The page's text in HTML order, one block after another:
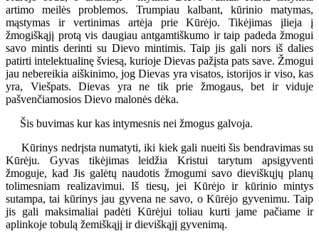
artimo meilės problemos. Trumpiau kalbant, kūrinio matymas,
mąstymas ir vertinimas artėja prie Kūrėjo. Tikėjimas įlieja į
žmogiškąjį protą vis daugiau antgamtiškumo ir taip padeda žmogui
savo mintis derinti su Dievo mintimis. Taip jis gali nors iš dalies
patirti intelektualinę šviesą, kurioje Dievas pažįsta pats save. Žmogui
jau nebereikia aiškinimo, jog Dievas yra visatos, istorijos ir viso, kas
yra, Viešpats. Dievas yra ne tik prie žmogaus, bet ir viduje
pašvenčiamosios Dievo malonės dėka.
Šis buvimas kur kas intymesnis nei žmogus galvoja.
Kūrinys nedrįsta numatyti, iki kiek gali nueiti šis bendravimas su
Kūrėju. Gyvas tikėjimas leidžia Kristui tarytum apsigyventi
žmoguje, kad Jis galėtų naudotis žmogumi savo dieviškųjų planų
tolimesniam realizavimui. Iš tiesų, jei Kūrėjo ir kūrinio mintys
sutampa, tai kūrinys jau gyvena ne savo, o Kūrėjo gyvenimu. Taip
jis gali maksimaliai padėti Kūrėjui toliau kurti jame pačiame ir
aplinkoje tobulą žemiškąjį ir dieviškąjį gyvenimą.